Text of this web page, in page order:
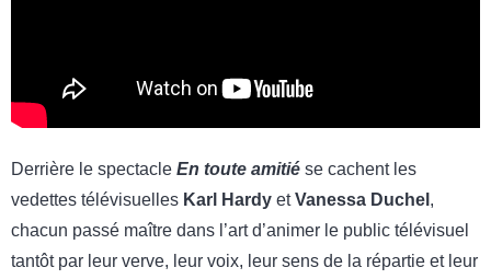
Derrière le spectacle En toute amitié se cachent les
vedettes télévisuelles Karl Hardy etVanessa Duchel ,
chacun passé maître dans l’art d’animer le public télévisuel
tantôt par leur verve, leur voix, leur sens de la répartie et leur